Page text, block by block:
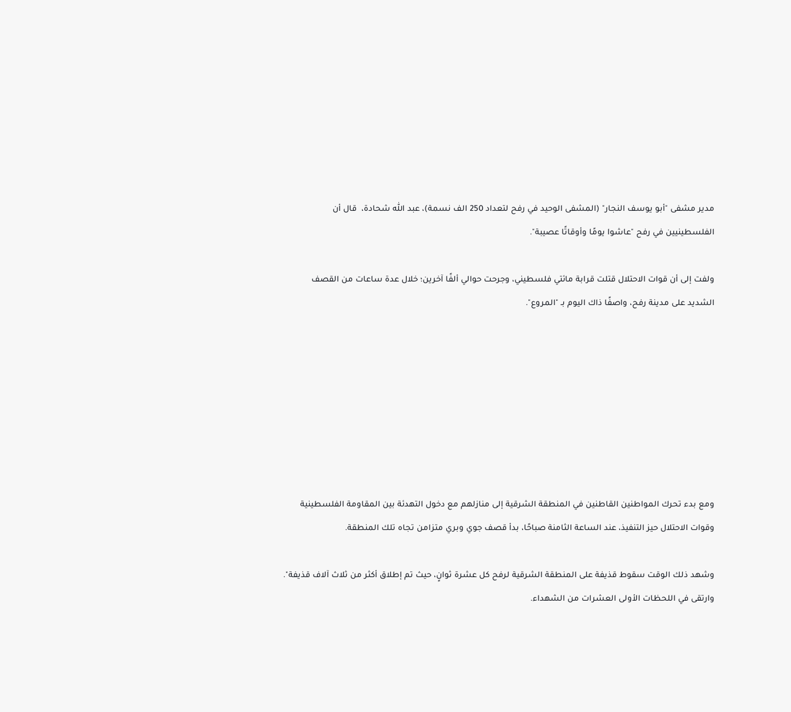
مدير مشفى "أبو يوسف النجار" (المشفى الوحيد في رفح لتعداد 250 الف نسمة)، عبد الله شحادة، قال أن
الفلسطينيين في رفح "عاشوا يومًا وأوقاتًا عصيبة".
ولفت إلى أن قوات الاحتلال قتلت قرابة مائتي فلسطيني، وجرحت حوالي ألفًا آخرين؛ خلال عدة ساعات من القصف
الشديد على مدينة رفح، واصفًا ذاك اليوم بـ "المروع".
ومع بدء تحرك المواطنين القاطنين في المنطقة الشرقية إلى منازلهم مع دخول التهدئة بين المقاومة الفلسطينية
وقوات الاحتلال حيز التنفيذ، عند الساعة الثامنة صباحًا، بدأ قصف جوي وبري متزامن تجاه تلك المنطقة.
وشهد ذلك الوقت سقوط قذيفة على المنطقة الشرقية لرفح كل عشرة ثوانٍ، حيث تم إطلاق أكثر من ثلاث آلاف قذيفة".
وارتقى في اللحظات الأولى العشرات من الشهداء.